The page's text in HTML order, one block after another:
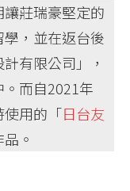
莊瑞豪堅定的
，並在返台後
有限公司」，
而自2021年
使用的「日台友
。